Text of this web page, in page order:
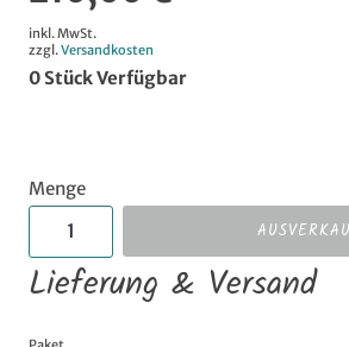
inkl. MwSt.
zzgl.Versandkosten
0Stück Verfügbar
Menge
Lieferung & Versand